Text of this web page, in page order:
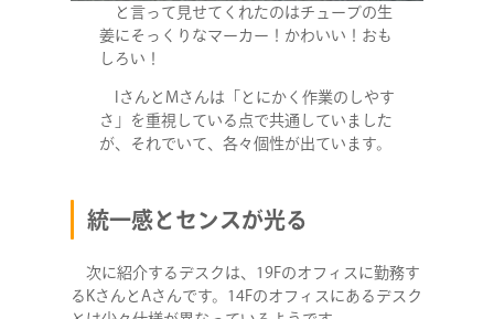
と言って見せてくれたのはチューブの生
姜にそっくりなマーカー！かわいい！おも
しろい！
IさんとMさんは「とにかく作業のしやす
さ」を重視している点で共通していました
が、それでいて、各々個性が出ています。
統一感とセンスが光る
次に紹介するデスクは、19Fのオフィスに勤務す
るKさんとAさんです。14Fのオフィスにあるデスク